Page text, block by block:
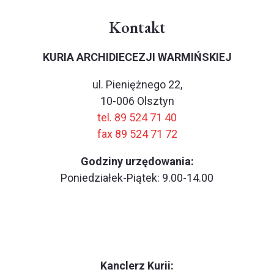
Kontakt
KURIA ARCHIDIECEZJI WARMIŃSKIEJ
ul. Pieniężnego 22,
10-006 Olsztyn
tel. 89 524 71 40
fax 89 524 71 72
Godziny urzędowania:
Poniedziałek-Piątek: 9.00-14.00
Kanclerz Kurii: